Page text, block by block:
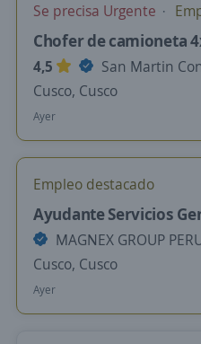
Se precisa Urgente
Chofer de camioneta
4,5
San Martin
Cusco, Cusco
Ayer
Empleo destacado
Ayudante Servicios
MAGNEX GROUP
Cusco, Cusco
Ayer